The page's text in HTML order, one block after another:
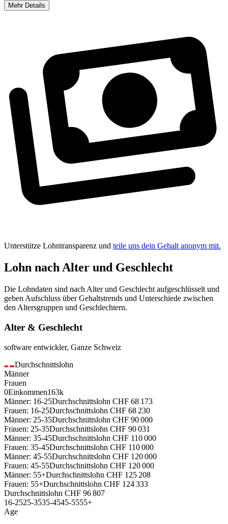
Mehr Details
Unterstütze Lohntransparenz und teile uns dein Gehalt anonym mit.
Lohn nach Alter und Geschlecht
Die Lohndaten sind nach Alter und Geschlecht aufgeschlüsselt und
geben Aufschluss über Gehaltstrends und Unterschiede zwischen
den Altersgruppen und Geschlechtern.
Alter & Geschlecht
software entwickler, Ganze Schweiz
Durchschnittslohn
Männer
Frauen
0Einkommen163k
Männer: 16-25Durchschnittslohn CHF 68 173
Frauen: 16-25Durchschnittslohn CHF 68 230
Männer: 25-35Durchschnittslohn CHF 90 000
Frauen: 25-35Durchschnittslohn CHF 90 031
Männer: 35-45Durchschnittslohn CHF 110 000
Frauen: 35-45Durchschnittslohn CHF 110 000
Männer: 45-55Durchschnittslohn CHF 120 000
Frauen: 45-55Durchschnittslohn CHF 120 000
Männer: 55+Durchschnittslohn CHF 125 208
Frauen: 55+Durchschnittslohn CHF 124 333
Durchschnittslohn CHF 96 807
16-2525-3535-4545-5555+
Age